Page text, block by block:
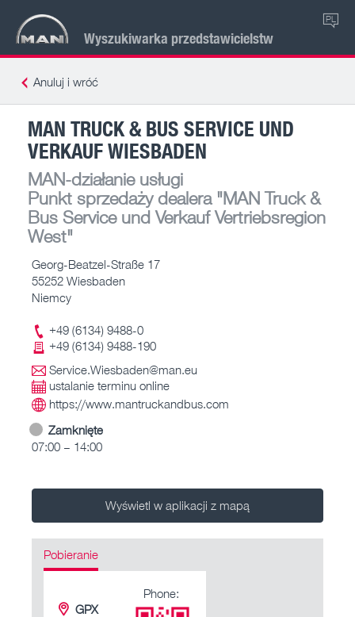
Wyszukiwarka przedstawicielstw
PL
Anuluj i wróć
MAN TRUCK & BUS SERVICE UND
VERKAUF WIESBADEN
MAN-działanie usługi
Punkt sprzedaży dealera"MAN Truck &
Bus Service und Verkauf Vertriebsregion
West"
Georg-Beatzel-Straße 17
55252 Wiesbaden
Niemcy
+49 (6134) 9488-0
+49 (6134) 9488-190
Service.Wiesbaden@man.eu
ustalanie terminu online
https://www.mantruckandbus.com
Zamknięte
07:00 – 14:00
Wyświetl w aplikacji z mapą
Pobieranie
GPX
Phone: